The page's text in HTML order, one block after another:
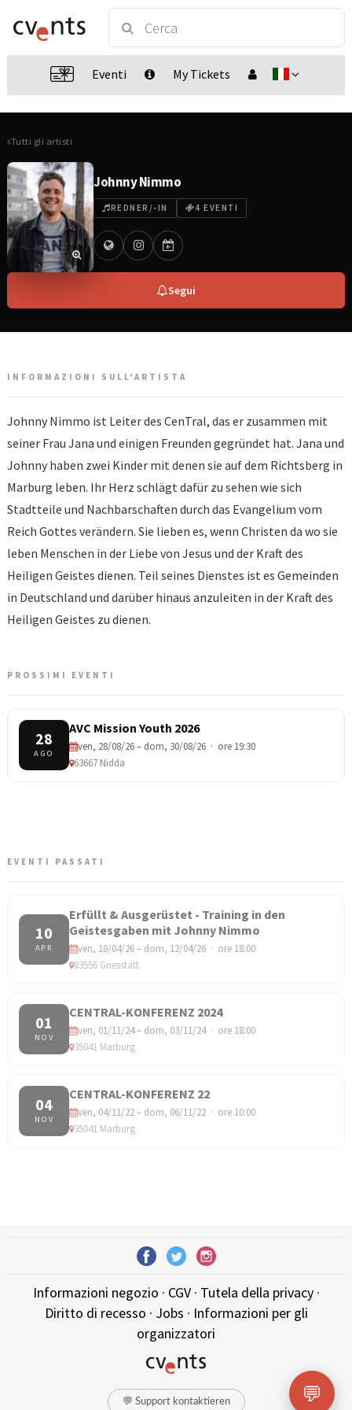
Eventi My Tickets
Tutti gli artisti
Johnny Nimmo
REDNER/-IN 4 EVENTI
Segui
INFORMAZIONI SULL'ARTISTA
Johnny Nimmo ist Leiter des CenTral, das er zusammen mit
seiner Frau Jana und einigen Freunden gegründet hat. Jana und
Johnny haben zwei Kinder mit denen sie auf dem Richtsberg in
Marburg leben. Ihr Herz schlägt dafür zu sehen wie sich
Stadtteile und Nachbarschaften durch das Evangelium vom
Reich Gottes verändern. Sie lieben es, wenn Christen da wo sie
leben Menschen in der Liebe von Jesus und der Kraft des
Heiligen Geistes dienen. Teil seines Dienstes ist es Gemeinden
in Deutschland und darüber hinaus anzuleiten in der Kraft des
Heiligen Geistes zu dienen.
PROSSIMI EVENTI
28
AGO
AVC Mission Youth 2026
ven, 28/08/26 – dom, 30/08/26 · ore 19:30
63667 Nidda
EVENTI PASSATI
10
APR
Erfüllt & Ausgerüstet - Training in den
Geistesgaben mit Johnny Nimmo
ven, 10/04/26 – dom, 12/04/26 · ore 18:00
83556 Griesstätt
01
NOV
CENTRAL-KONFERENZ 2024
ven, 01/11/24 – dom, 03/11/24 · ore 18:00
35041 Marburg
04
NOV
CENTRAL-KONFERENZ 22
ven, 04/11/22 – dom, 06/11/22 · ore 10:00
35041 Marburg
Informazioni negozio · CGV· Tutela della privacy·
Diritto di recesso · Jobs · Informazioni per gli
organizzatori
💬 Support kontaktieren 💬